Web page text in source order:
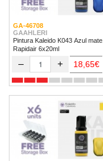
GA-46708
GAAHLERI
Pintura Kaleido K043 Azul mate.
Rapidair 6x20ml
– + 18,65€